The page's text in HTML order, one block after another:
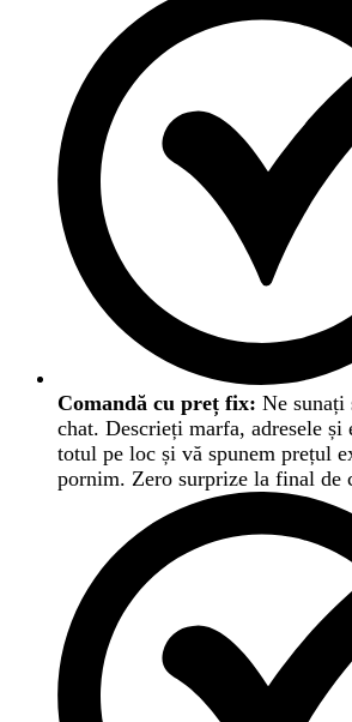
Comandă cu preț fix: Ne sunați
chat. Descrieți marfa, adresele
totul pe loc și vă spunem prețul
pornim. Zero surprize la final de